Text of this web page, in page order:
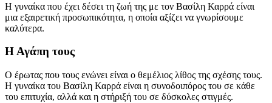
Η γυναίκα που έχει δέσει τη ζωή της με τον Βασίλη Καρρά είναι
μια εξαιρετική προσωπικότητα, η οποία αξίζει να γνωρίσουμε
καλύτερα.
Η Αγάπη τους
Ο έρωτας που τους ενώνει είναι ο θεμέλιος λίθος της σχέσης τους.
Η γυναίκα του Βασίλη Καρρά είναι η συνοδοιπόρος του σε κάθε
του επιτυχία, αλλά και η στήριξή του σε δύσκολες στιγμές.